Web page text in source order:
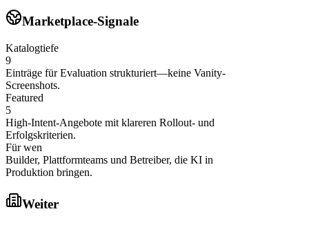
Marketplace-Signale
Katalogtiefe
9
Einträge für Evaluation strukturiert—keine Vanity-
Screenshots.
Featured
5
High-Intent-Angebote mit klareren Rollout- und
Erfolgskriterien.
Für wen
Builder, Plattformteams und Betreiber, die KI in
Produktion bringen.
Weiter